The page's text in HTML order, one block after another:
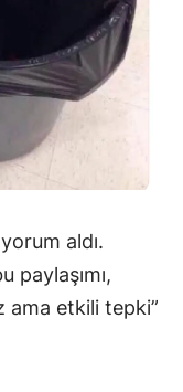
Kahramanmaraş
Mardin
Muğla
Muş
Niğde
Ordu
aldı.
paylaşımı,
ama etkili tepki”